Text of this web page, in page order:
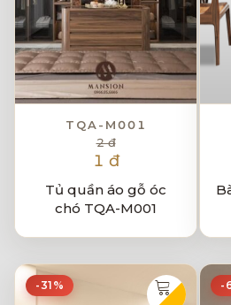
TQA-M001
2 đ
1 đ
Tủ quần áo gỗ óc
chó TQA-M001
-31% -